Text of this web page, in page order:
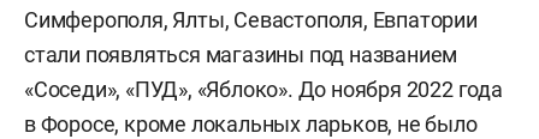
Симферополя, Ялты, Севастополя, Евпатории
стали появляться магазины под названием
«Соседи», «ПУД», «Яблоко». До ноября 2022 года
в Форосе, кроме локальных ларьков, не было